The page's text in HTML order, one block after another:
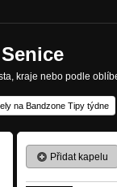
kraje nebo podle
na Bandzone Tipy týdne
Přidat kapelu